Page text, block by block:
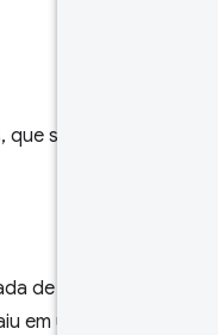
são histogramas,
de série temporal
em um intervalo,